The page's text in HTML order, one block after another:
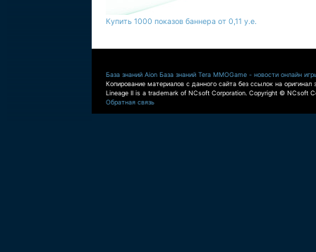
Купить 1000 показов баннера от 0,11 у.е.
База знаний Aion База знаний Tera MMOGame - новости онлайн
Копирование материалов с данного сайта без ссылок на оригинал
Lineage II is a trademark of NCsoft Corporation. Copyright © NCsoft
Обратная связь